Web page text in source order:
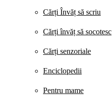
Cărți Învăț să scriu
Cărți învăț să socotesc
Cărți senzoriale
Enciclopedii
Pentru mame